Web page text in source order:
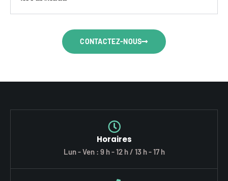
CONTACTEZ-NOUS
Horaires
Lun - Ven : 9 h - 12 h / 13 h - 17 h